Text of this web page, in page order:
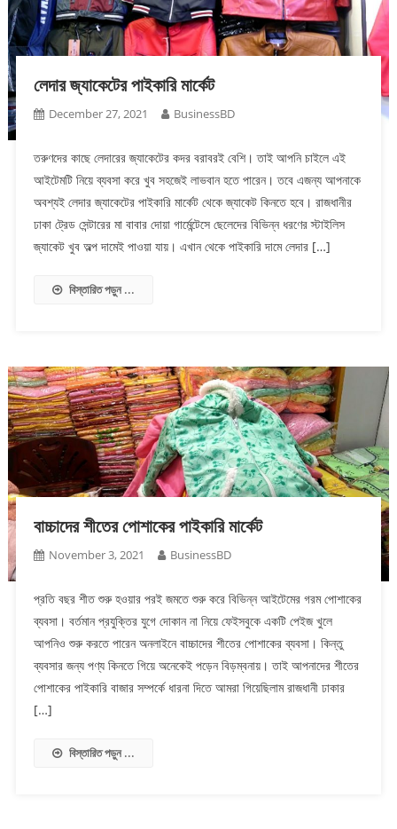
লেদার জ্যাকেটের পাইকারি মার্কেট
December 27, 2021 BusinessBD
তরুণদের কাছে লেদারের জ্যাকেটের কদর বরাবরই বেশি। তাই আপনি চাইলে এই
আইটেমটি নিয়ে ব্যবসা করে খুব সহজেই লাভবান হতে পারেন। তবে এজন্য আপনাকে
অবশ্যই লেদার জ্যাকেটের পাইকারি মার্কেট থেকে জ্যাকেট কিনতে হবে। রাজধানীর
ঢাকা ট্রেড সেন্টারের মা বাবার দোয়া গার্মেন্টেসে ছেলেদের বিভিন্ন ধরণের স্টাইলিস
জ্যাকেট খুব অল্প দামেই পাওয়া যায়। এখান থেকে পাইকারি দামে লেদার […]
বিস্তারিত পড়ুন ...
বাচ্চাদের শীতের পোশাকের পাইকারি মার্কেট
November 3, 2021 BusinessBD
প্রতি বছর শীত শুরু হওয়ার পরই জমতে শুরু করে বিভিন্ন আইটেমের গরম পোশাকের
ব্যবসা। বর্তমান প্রযুক্তির যুগে দোকান না নিয়ে ফেইসবুকে একটি পেইজ খুলে
আপনিও শুরু করতে পারেন অনলাইনে বাচ্চাদের শীতের পোশাকের ব্যবসা। কিন্তু
ব্যবসার জন্য পণ্য কিনতে গিয়ে অনেকেই পড়েন বিড়ম্বনায়। তাই আপনাদের শীতের
পোশাকের পাইকারি বাজার সম্পর্কে ধারনা দিতে আমরা গিয়েছিলাম রাজধানী ঢাকার
[…]
বিস্তারিত পড়ুন ...